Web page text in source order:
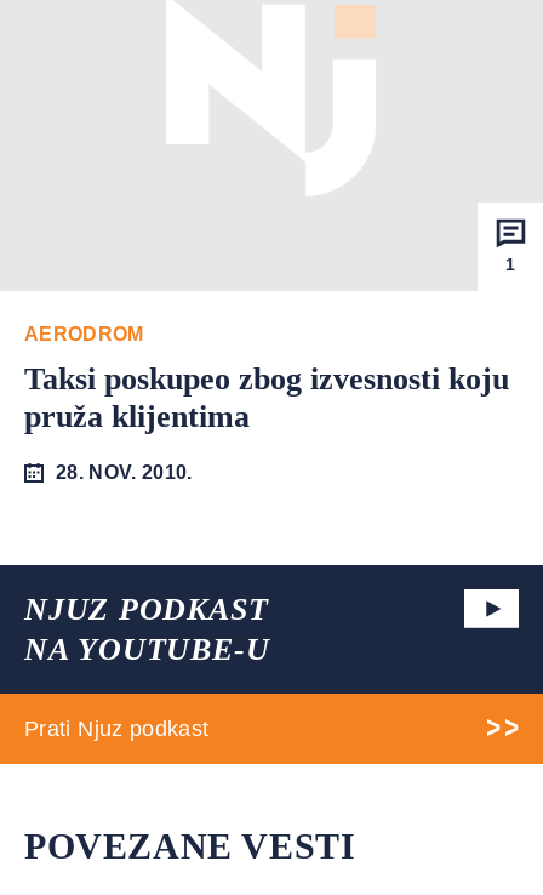
1
AERODROM
Taksi poskupeo zbog izvesnosti koju
pruža klijentima
28. NOV. 2010.
NJUZ PODKAST
NA YOUTUBE-U
Prati Njuz podkast
POVEZANE VESTI